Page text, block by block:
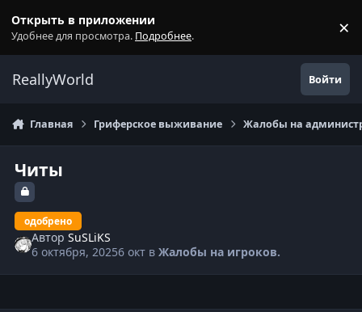
Открыть в приложении
Удобнее для просмотра. Подробнее. ×
ReallyWorld Войти
Главная Гриферское выживание Жалобы на
Читы
одобрено
АвторSuSLiKS
6 октября, 20256 окт вЖалобы на игроков.